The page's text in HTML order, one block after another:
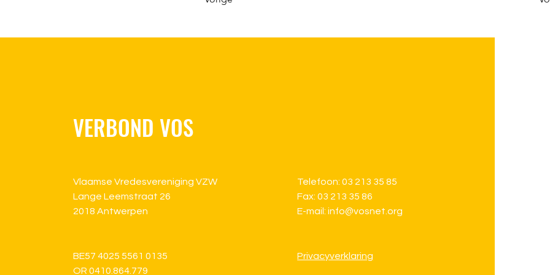
VERBOND VOS
Vlaamse Vredesvereniging VZW
Lange Leemstraat 26
2018 Antwerpen
BE57 4025 5561 0135
OR 0410.864.779
Telefoon: 03 213 35 85
Fax: 03 213 35 86
E-mail: info@vosnet.org
Privacyverklaring